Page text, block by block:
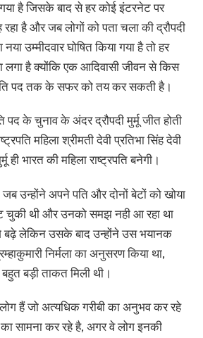
गया है जिसके बाद से हर कोई इंटरनेट पर
है और जब लोगों को पता चला की द्रौपदी
नया उम्मीदवार घोषित किया गया है तो हर
है क्योंकि एक आदिवासी जीवन से किस
पद तक के सफर को तय कर सकती है।
पद के चुनाव के अंदर द्रौपदी मुर्मू जीत होती
महिला श्रीमती देवी प्रतिभा सिंह देवी
ही भारत की महिला राष्ट्रपति बनेगी।
जब उन्होंने अपने पति और दोनों बेटों को खोया
चुकी थी और उनको समझ नही आ रहा था
लेकिन उसके बाद उन्होंने उस भयानक
निर्मला का अनुसरण किया था,
बड़ी ताकत मिली थी।
हैं जो अत्यधिक गरीबी का अनुभव कर रहे
सामना कर रहे है, अगर वे लोग इनकी